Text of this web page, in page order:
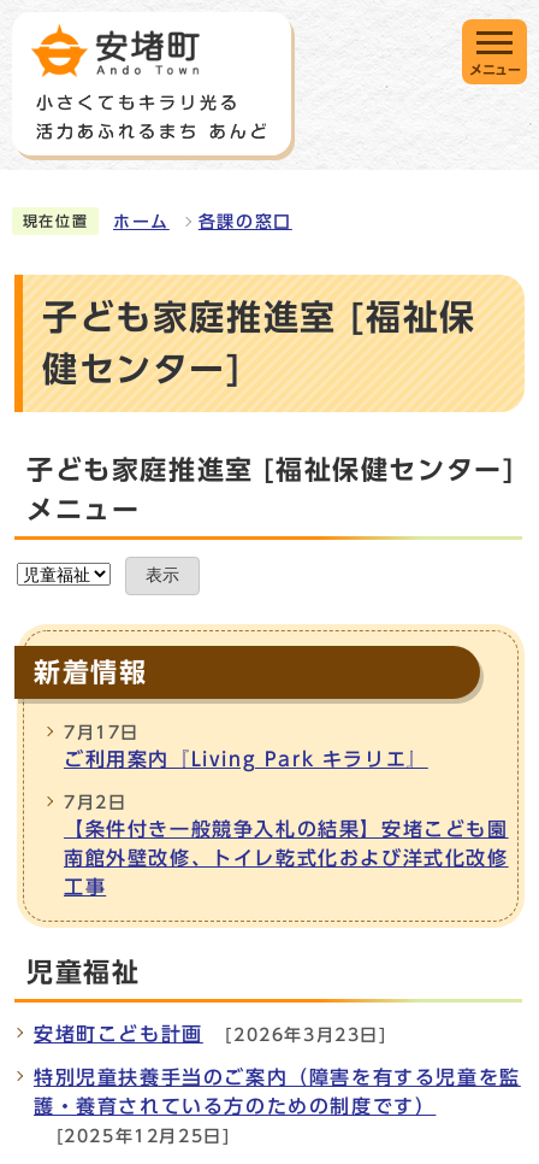
メニュー
現在位置 ホーム 各課の窓口
子ども家庭推進室 [福祉保
健センター]
子ども家庭推進室 [福祉保健センター]
メニュー
表示
新着情報
7月17日
ご利用案内『Living Park キラリエ』
7月2日
【条件付き一般競争入札の結果】安堵こども園
南館外壁改修、トイレ乾式化および洋式化改修
工事
児童福祉
安堵町こども計画 [2026年3月23日]
特別児童扶養手当のご案内（障害を有する児童を監
護・養育されている方のための制度です）
[2025年12月25日]